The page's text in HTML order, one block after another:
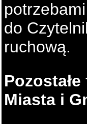
do
ruchową.
Miasta i